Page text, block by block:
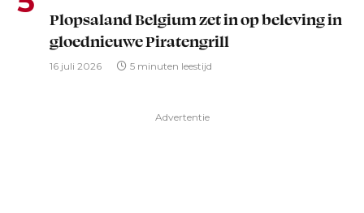
Plopsaland Belgium zet in op beleving in
gloednieuwe Piratengrill
16 juli 2026 5 minuten leestijd
Advertentie